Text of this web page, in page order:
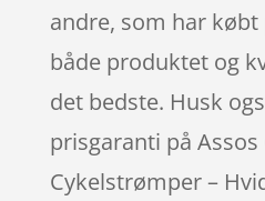
andre, som har
både produktet og
det bedste. Husk
prisgaranti på Assos
Cykelstrømper –